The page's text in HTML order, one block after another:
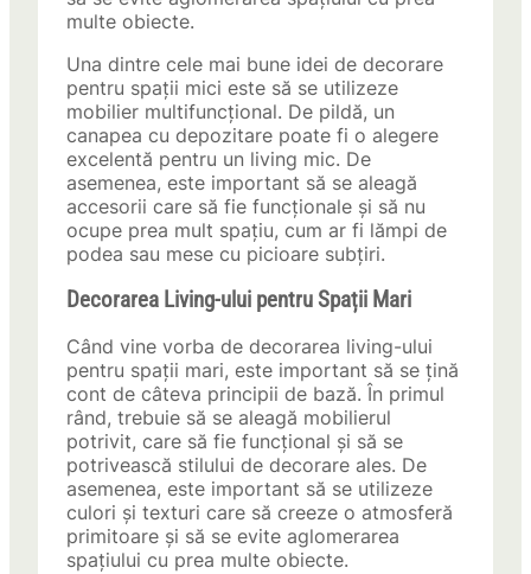
multe obiecte.
Una dintre cele mai bune idei de decorare
pentru spații mici este să se utilizeze
mobilier multifuncțional. De pildă, un
canapea cu depozitare poate fi o alegere
excelentă pentru un living mic. De
asemenea, este important să se aleagă
accesorii care să fie funcționale și să nu
ocupe prea mult spațiu, cum ar fi lămpi de
podea sau mese cu picioare subțiri.
Decorarea Living-ului pentru Spații Mari
Când vine vorba de decorarea living-ului
pentru spații mari, este important să se țină
cont de câteva principii de bază. În primul
rând, trebuie să se aleagă mobilierul
potrivit, care să fie funcțional și să se
potrivească stilului de decorare ales. De
asemenea, este important să se utilizeze
culori și texturi care să creeze o atmosferă
primitoare și să se evite aglomerarea
spațiului cu prea multe obiecte.